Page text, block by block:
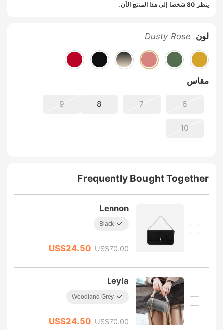
ينظر 80 شخصا إلى هذا المنتج الآن.
لون Dusty Rose
مقاس
6
7
8
9
10
Frequently Bought Together
Lennon
US$24.50 US$70.00
Leyla
US$24.50 US$70.00